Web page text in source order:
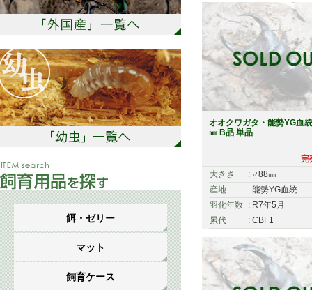
オオクワガタ・能勢YG血
㎜ B品 単品
完
大きさ
: ♂88㎜
産地
: 能勢YG血統
羽化年数 : R7年5月
累代
: CBF1
餌・ゼリー
マット
飼育ケース